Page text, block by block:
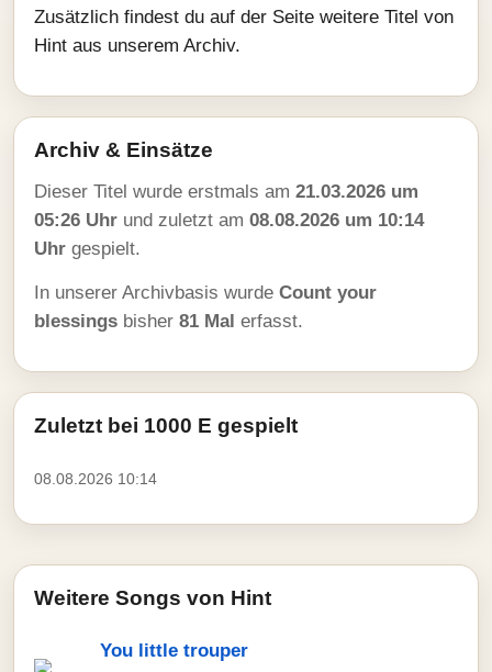
Zusätzlich findest du auf der Seite weitere Titel von
Hint aus unserem Archiv.
Archiv & Einsätze
Dieser Titel wurde erstmals am 21.03.2026 um
05:26 Uhr und zuletzt am 08.08.2026 um 10:14
Uhr gespielt.
In unserer Archivbasis wurde Count your
blessings bisher 81 Mal erfasst.
Zuletzt bei 1000 E gespielt
08.08.2026 10:14
Weitere Songs von Hint
You little trouper